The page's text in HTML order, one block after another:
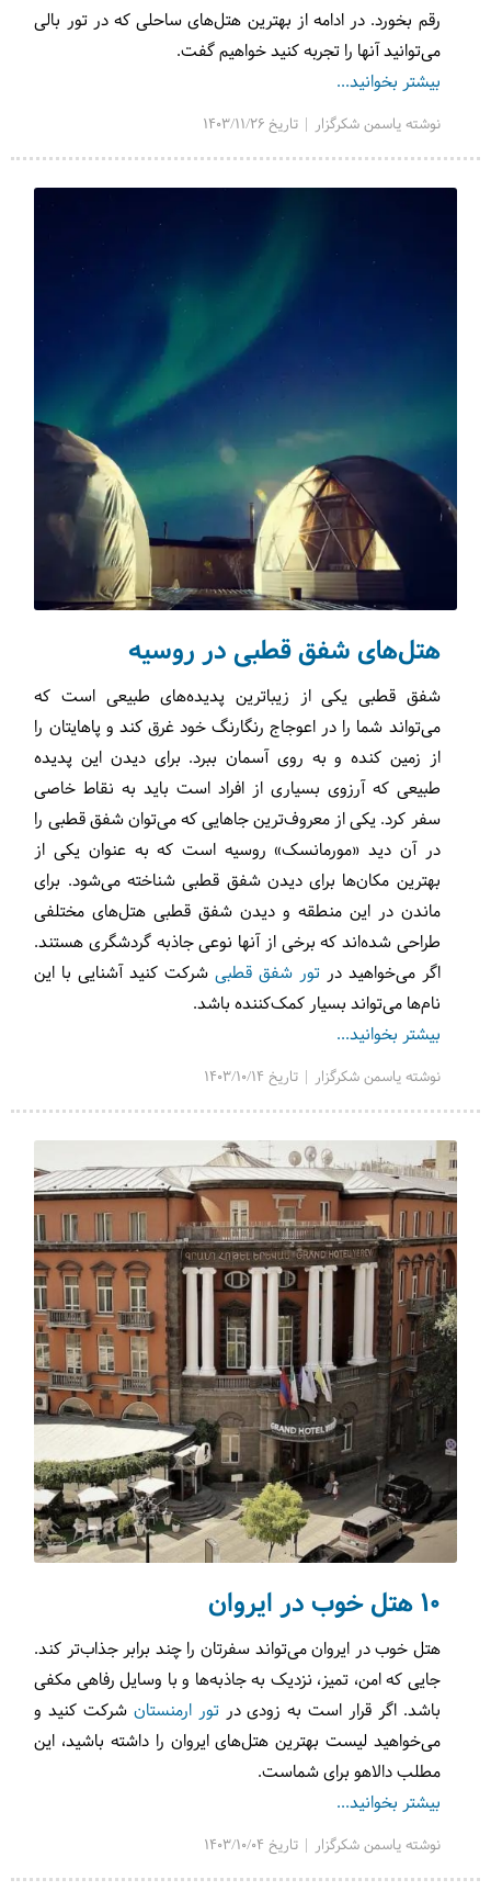
رقم بخورد. در ادامه از بهترین هتل‌های ساحلی که در تور بالی
می‌توانید آنها را تجربه کنید خواهیم گفت.
بیشتر بخوانید...
نوشته یاسمن شکرگزار | تاریخ 1403/11/26
هتل‌های شفق قطبی در روسیه
شفق قطبی یکی از زیباترین پدیده‌های طبیعی است که
می‌تواند شما را در اعوجاج رنگارنگ خود غرق کند و پاهایتان را
از زمین کنده و به روی آسمان ببرد. برای دیدن این پدیده
طبیعی که آرزوی بسیاری از افراد است باید به نقاط خاصی
سفر کرد. یکی از معروف‌ترین جاهایی که می‌توان شفق قطبی را
در آن دید «مورمانسک» روسیه است که به عنوان یکی از
بهترین مکان‌ها برای دیدن شفق قطبی شناخته می‌شود. برای
ماندن در این منطقه و دیدن شفق قطبی هتل‌های مختلفی
طراحی شده‌اند که برخی از آنها نوعی جاذبه گردشگری هستند.
اگر می‌خواهید درتور شفق قطبی شرکت کنید آشنایی با این
نام‌ها می‌تواند بسیار کمک‌کننده باشد.
بیشتر بخوانید...
نوشته یاسمن شکرگزار | تاریخ 1403/10/14
10 هتل خوب در ایروان
هتل‌ خوب در ایروان می‌تواند سفرتان را چند برابر جذاب‌تر کند.
جایی که امن، تمیز،‌ نزدیک به جاذبه‌ها و با وسایل رفاهی مکفی
باشد. اگر قرار است به زودی درتور ارمنستان شرکت کنید و
می‌خواهید لیست بهترین هتل‌های ایروان را داشته باشید،‌ این
مطلب دالاهو برای شماست.
بیشتر بخوانید...
نوشته یاسمن شکرگزار | تاریخ 1403/10/04